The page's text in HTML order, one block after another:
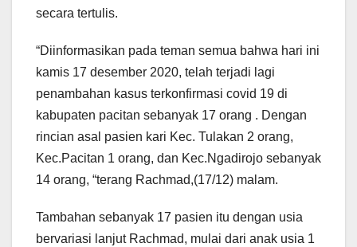
secara tertulis.
“Diinformasikan pada teman semua bahwa hari ini
kamis 17 desember 2020, telah terjadi lagi
penambahan kasus terkonfirmasi covid 19 di
kabupaten pacitan sebanyak 17 orang . Dengan
rincian asal pasien kari Kec. Tulakan 2 orang,
Kec.Pacitan 1 orang, dan Kec.Ngadirojo sebanyak
14 orang, “terang Rachmad,(17/12) malam.
Tambahan sebanyak 17 pasien itu dengan usia
bervariasi lanjut Rachmad, mulai dari anak usia 1